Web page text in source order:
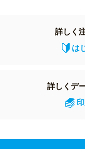
詳しく
は
詳しくデ